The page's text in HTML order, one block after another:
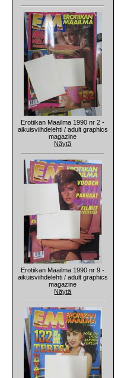
Erotiikan Maailma 1990 nr 2 -
aikuisviihdelehti / adult graphics
magazine
Näytä
Erotiikan Maailma 1990 nr 9 -
aikuisviihdelehti / adult graphics
magazine
Näytä